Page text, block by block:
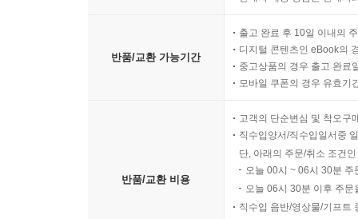
반품/교환 가능기간
출고 완료 후 10일 이내의
디지털 콘텐츠인 eBook의
중고상품의 경우 출고 완료
모바일 쿠폰의 경우 유효기
반품/교환 비용
고객의 단순변심 및 착오구
직수입양서/직수입일서중
단, 아래의 주문/취소 조건
오늘 00시 ~ 06시 30분
오늘 06시 30분 이후 주
직수입 음반/영상물/기프트